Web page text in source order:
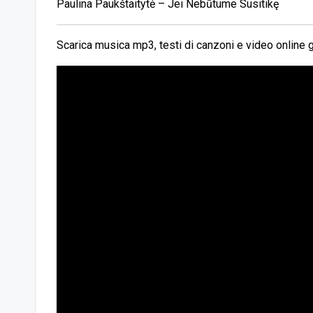
Paulina Paukštaitytė – Jei Nebūtume Susitikę
Scarica musica mp3, testi di canzoni e video online